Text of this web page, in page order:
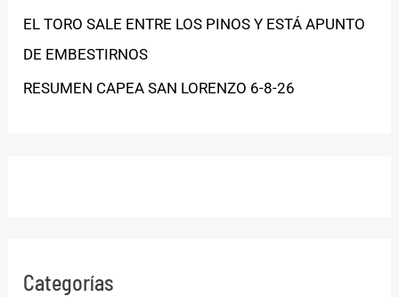
EL TORO SALE ENTRE LOS PINOS Y ESTÁ APUNTO
DE EMBESTIRNOS
RESUMEN CAPEA SAN LORENZO 6-8-26
Categorías